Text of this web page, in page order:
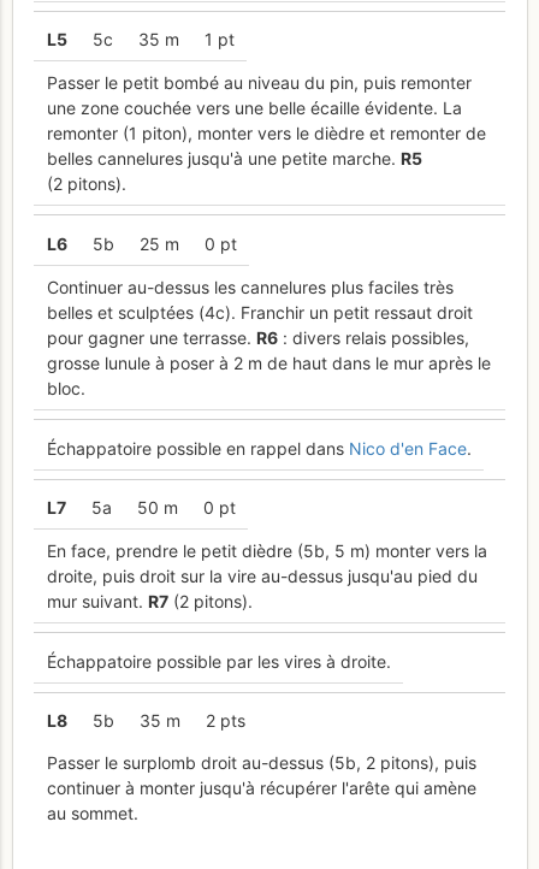
L5 5c 35 m 1 pt
Passer le petit bombé au niveau du pin, puis remonter
une zone couchée vers une belle écaille évidente. La
remonter (1 piton), monter vers le dièdre et remonter de
belles cannelures jusqu'à une petite marche. R5
(2 pitons).
L6 5b 25 m 0 pt
Continuer au-dessus les cannelures plus faciles très
belles et sculptées (4c). Franchir un petit ressaut droit
pour gagner une terrasse. R6: divers relais possibles,
grosse lunule à poser à 2 m de haut dans le mur après le
bloc.
Échappatoire possible en rappel dans Nico d'en Face.
L7 5a 50 m 0 pt
En face, prendre le petit dièdre (5b, 5 m) monter vers la
droite, puis droit sur la vire au-dessus jusqu'au pied du
mur suivant. R7(2 pitons).
Échappatoire possible par les vires à droite.
L8 5b 35 m 2 pts
Passer le surplomb droit au-dessus (5b, 2 pitons), puis
continuer à monter jusqu'à récupérer l'arête qui amène
au sommet.